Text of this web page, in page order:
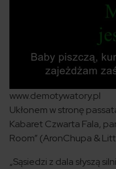
www.demotywatory.pl
Ukłonem w stronę
Kabaret Czwarta Fala,
Room” (AronChupa &
„Sąsiedzi z dala słyszą